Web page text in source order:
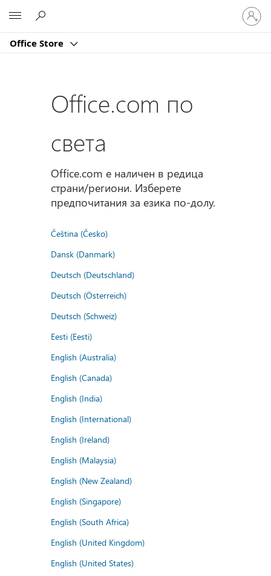
Office Store
Влезте
във
вашия
Office.com по
света
Office.com е наличен в редица
страни/региони. Изберете
предпочитания за езика по-долу.
Čeština (Česko)
Dansk (Danmark)
Deutsch (Deutschland)
Deutsch (Österreich)
Deutsch (Schweiz)
Eesti (Eesti)
English (Australia)
English (Canada)
English (India)
English (International)
English (Ireland)
English (Malaysia)
English (New Zealand)
English (Singapore)
English (South Africa)
English (United Kingdom)
English (United States)